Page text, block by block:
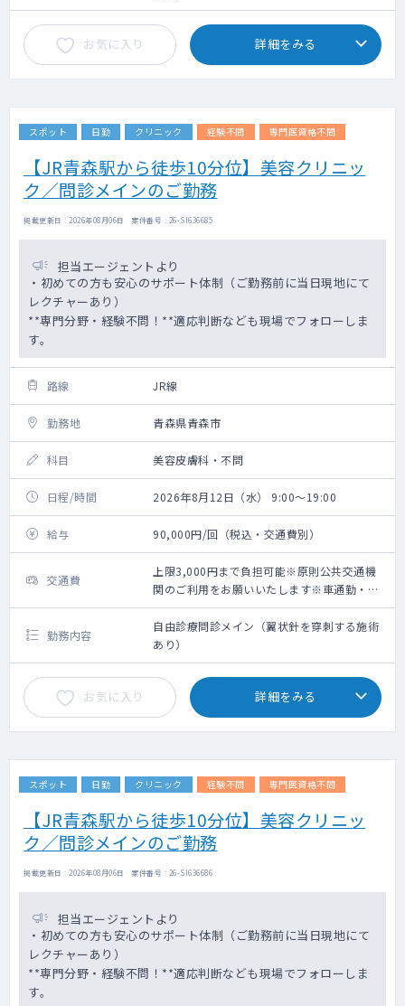
お気に入り 詳細をみる
スポット 日勤 クリニック 経験不問 専門医資格不問
【JR青森駅から徒歩10分位】美容クリニッ
ク／問診メインのご勤務
掲載更新日 : 2026年08月06日 案件番号 : 26-SI636685
担当エージェントより
・初めての方も安心のサポート体制（ご勤務前に当日現地にて
レクチャーあり）
**専門分野・経験不問！**適応判断なども現場でフォローしま
す。
路線 JR線
勤務地 青森県青森市
科目 美容皮膚科・不問
日程/時間 2026年8月12日（水） 9:00～19:00
給与 90,000円/回（税込・交通費別）
交通費
上限3,000円まで負担可能※原則公共交通機
関のご利用をお願いいたします※車通勤・タ
クシー利用要相談
勤務内容
自由診療問診メイン（翼状針を穿刺する施術
あり）
お気に入り 詳細をみる
スポット 日勤 クリニック 経験不問 専門医資格不問
【JR青森駅から徒歩10分位】美容クリニッ
ク／問診メインのご勤務
掲載更新日 : 2026年08月06日 案件番号 : 26-SI636686
担当エージェントより
・初めての方も安心のサポート体制（ご勤務前に当日現地にて
レクチャーあり）
**専門分野・経験不問！**適応判断なども現場でフォローしま
す。